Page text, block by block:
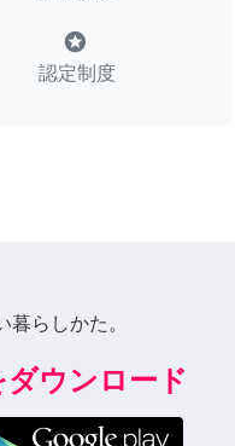
stars
認定制度
らしかた。
ウンロード